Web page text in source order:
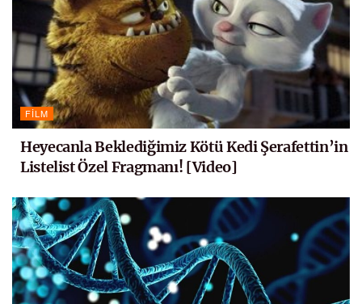
FILM
Heyecanla Beklediğimiz Kötü Kedi Şerafettin’in
Listelist Özel Fragmanı! [Video]